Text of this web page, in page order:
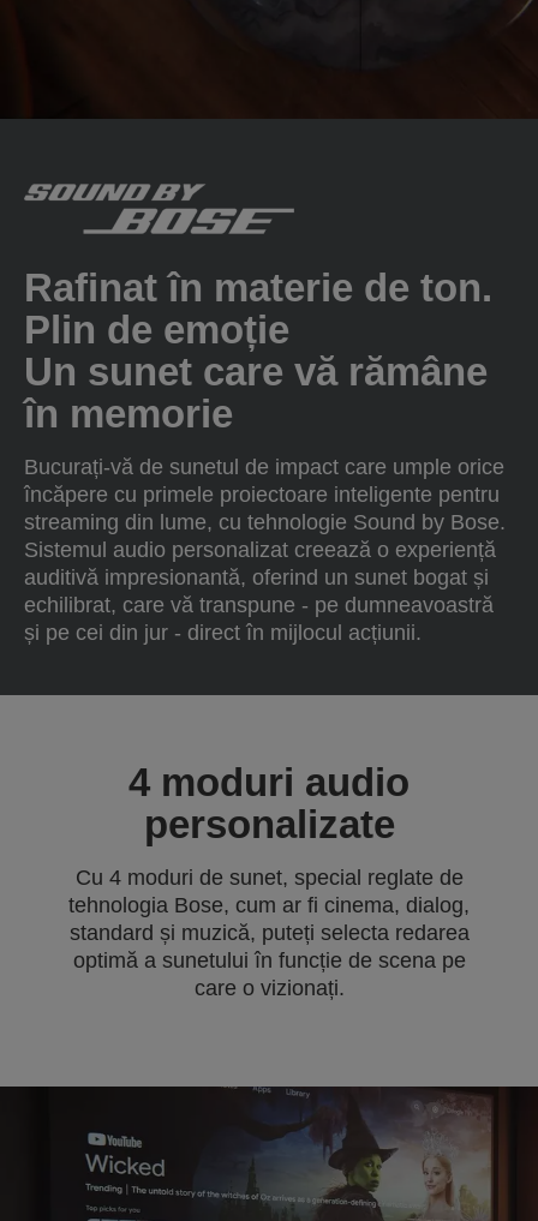
Rafinat în materie de ton.
Plin de emoție
Un sunet care vă rămâne
în memorie
Bucurați-vă de sunetul de impact care umple orice
încăpere cu primele proiectoare inteligente pentru
streaming din lume, cu tehnologie Sound by Bose.
Sistemul audio personalizat creează o experiență
auditivă impresionantă, oferind un sunet bogat și
echilibrat, care vă transpune - pe dumneavoastră
și pe cei din jur - direct în mijlocul acțiunii.
4 moduri audio
personalizate
Cu 4 moduri de sunet, special reglate de
tehnologia Bose, cum ar fi cinema, dialog,
standard și muzică, puteți selecta redarea
optimă a sunetului în funcție de scena pe
care o vizionați.